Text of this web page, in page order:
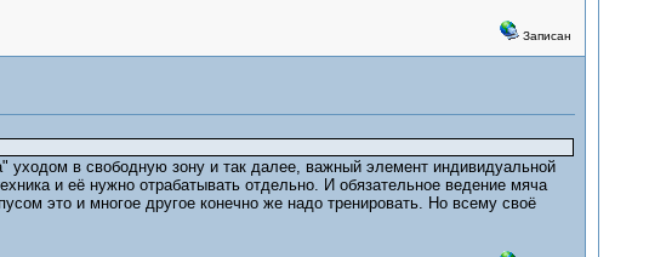
Записан
уходом в свободную зону и так далее, важный элемент индивидуальной
и её нужно отрабатывать отдельно. И обязательное ведение мяча
это и многое другое конечно же надо тренировать. Но всему своё